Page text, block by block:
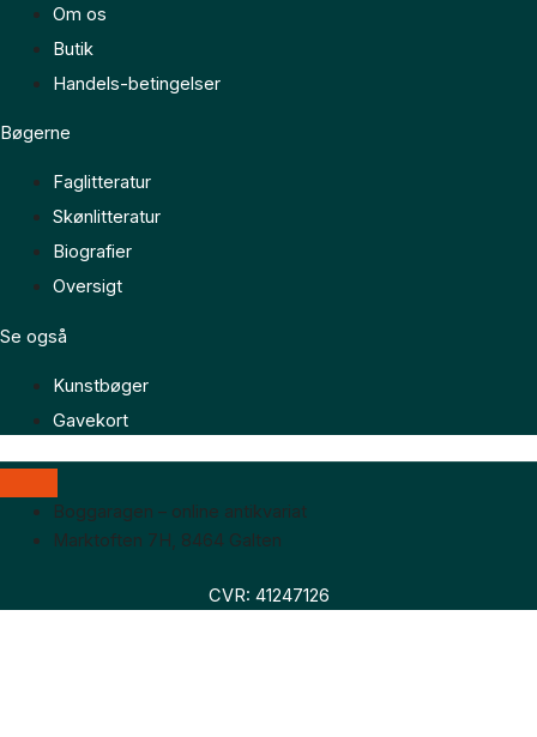
Om os
Butik
Handels-betingelser
Bøgerne
Faglitteratur
Skønlitteratur
Biografier
Oversigt
Se også
Kunstbøger
Gavekort
Boggaragen – online antikvariat
Marktoften 7H, 8464 Galten
CVR: 41247126